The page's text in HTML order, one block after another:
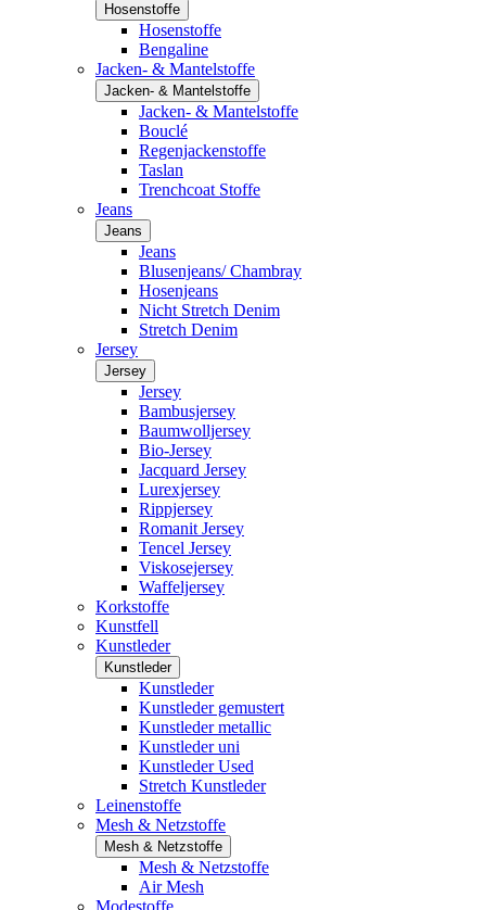
Hosenstoffe
Hosenstoffe
Bengaline
Jacken- & Mantelstoffe
Jacken- & Mantelstoffe
Jacken- & Mantelstoffe
Bouclé
Regenjackenstoffe
Taslan
Trenchcoat Stoffe
Jeans
Jeans
Jeans
Blusenjeans/ Chambray
Hosenjeans
Nicht Stretch Denim
Stretch Denim
Jersey
Jersey
Jersey
Bambusjersey
Baumwolljersey
Bio-Jersey
Jacquard Jersey
Lurexjersey
Rippjersey
Romanit Jersey
Tencel Jersey
Viskosejersey
Waffeljersey
Korkstoffe
Kunstfell
Kunstleder
Kunstleder
Kunstleder
Kunstleder gemustert
Kunstleder metallic
Kunstleder uni
Kunstleder Used
Stretch Kunstleder
Leinenstoffe
Mesh & Netzstoffe
Mesh & Netzstoffe
Mesh & Netzstoffe
Air Mesh
Modestoffe